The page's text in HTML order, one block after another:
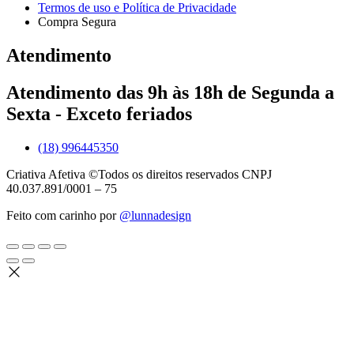
Termos de uso e Política de Privacidade
Compra Segura
Atendimento
Atendimento das 9h às 18h de Segunda a
Sexta - Exceto feriados
(18) 996445350
Criativa Afetiva ©Todos os direitos reservados CNPJ
40.037.891/0001 – 75
Feito com carinho por @lunnadesign